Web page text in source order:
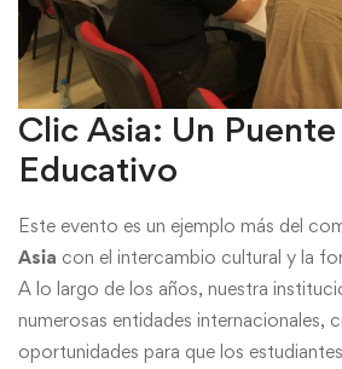
Clic Asia: Un
Educativo
Este evento es un ejemplo más del
Asia con el intercambio cultural y la
A lo largo de los años, nuestra
numerosas entidades internacionales,
oportunidades para que los